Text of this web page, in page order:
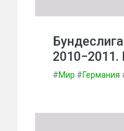
2010−2011.
#Мир #Германия